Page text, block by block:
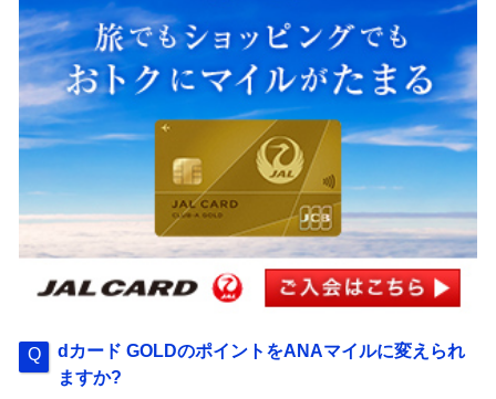
dカード GOLDのポイントをANAマイルに変えられ
ますか?